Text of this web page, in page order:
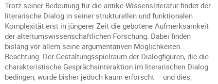
Trotz seiner Bedeutung für die antike Wissensliteratur findet der
literarische Dialog in seiner strukturellen und funktionalen
Komplexität erst in jüngerer Zeit die gebotene Aufmerksamkeit
der altertumswissenschaftlichen Forschung. Dabei finden
bislang vor allem seine argumentativen Möglichkeiten
Beachtung. Der Gestaltungsspielraum der Dialogfiguren, die die
charakteristische Gesprächsinteraktion im literarischen Dialog
bedingen, wurde bisher jedoch kaum erforscht – und dies,